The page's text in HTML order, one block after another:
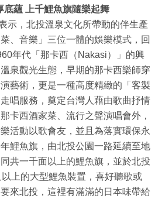
底蘊 上千鯉魚旗隨樂起舞
，北投溫泉文化所帶動的伴生產
、音樂」三位一體的娛樂模式，回
年代「那卡西（Nakasi）」的興
泉觀光生態，早期的那卡西樂師穿
藝術，更是一種高度精緻的「客製
唱服務，奠定台灣人藉由歌曲抒情
卡西酒家菜、流行之聲演唱會外，
活動以歌會友，並且為落實環保永
鯉魚旗，由北投公園一路延續至地
共一千面以上的鯉魚旗，並於北投
上的大型鯉魚裝置，喜好聽歌或
來北投，這裡有滿滿的日本味帶給